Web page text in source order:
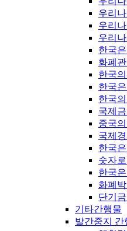
우리
우리
우리
한국
화폐
한국
한국
한국
국제
중국
국제
한국
숫자
한국
화폐
단기
기타간행물
발간중지 간